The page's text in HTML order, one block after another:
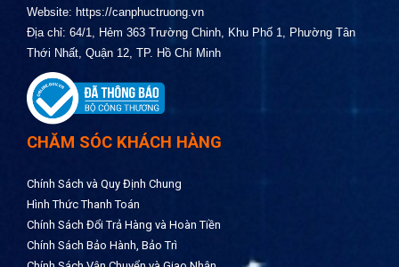
Website: https://canphuctruong.vn
Địa chỉ: 64/1, Hẻm 363 Trường Chinh, Khu Phố 1, Phường Tân
Thới Nhất, Quận 12, TP. Hồ Chí Minh
CHĂM SÓC KHÁCH HÀNG
Chính Sách và Quy Định Chung
Hình Thức Thanh Toán
Chính Sách Đổi Trả Hàng và Hoàn Tiền
Chính Sách Bảo Hành, Bảo Trì